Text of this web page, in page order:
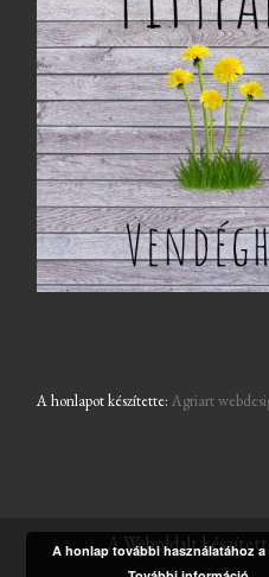
A honlapot készítette:Agriart
A Weboldalt
A honlap további használatához